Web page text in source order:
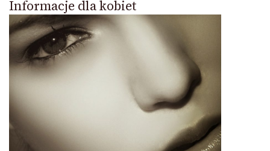
Informacje dla kobiet